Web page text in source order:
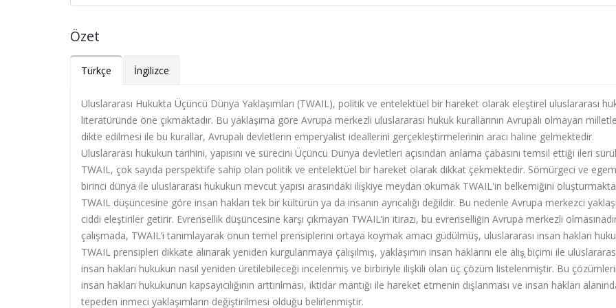
Özet
Türkçe İngilizce
Uluslararası Hukukta Üçüncü Dünya Yaklaşımları (TWAIL), politik ve entelektüel bir hareket olarak eleştirel uluslararası
literatüründe öne çıkmaktadır. Bu yaklaşıma göre Avrupa merkezli uluslararası hukuk kurallarının Avrupalı olmayan
dikte edilmesi ile bu kurallar, Avrupalı devletlerin emperyalist ideallerini gerçekleştirmelerinin aracı haline gelmektedir.
Uluslararası hukukun tarihini, yapısını ve sürecini Üçüncü Dünya devletleri açısından anlama çabasını temsil ettiği ileri
TWAIL, çok sayıda perspektife sahip olan politik ve entelektüel bir hareket olarak dikkat çekmektedir. Sömürgeci ve
birinci dünya ile uluslararası hukukun mevcut yapısı arasındaki ilişkiye meydan okumak TWAIL'in belkemiğini
TWAIL düşüncesine göre insan hakları tek bir kültürün ya da insanın ayrıcalığı değildir. Bu nedenle Avrupa merkezci
ciddi eleştiriler getirir. Evrensellik düşüncesine karşı çıkmayan TWAIL’in itirazı, bu evrenselliğin Avrupa merkezli
çalışmada, TWAIL’i tanımlayarak onun temel prensiplerini ortaya koymak amacı güdülmüş, uluslararası insan hakları
TWAIL prensipleri dikkate alınarak yeniden kurgulanmaya çalışılmış, yaklaşımın insan haklarını ele alış̧ biçimi ile
insan hakları hukukun nasıl yeniden üretilebileceği incelenmiş ve birbiriyle ilişkili olan üç çözüm listelenmiştir. Bu
insan hakları hukukunun kapsayıcılığının arttırılması, iktidar mantığı ile hareket etmenin dışlanması ve insan hakları
tepeden inmeci yaklaşımların değiştirilmesi olduğu belirlenmiştir.